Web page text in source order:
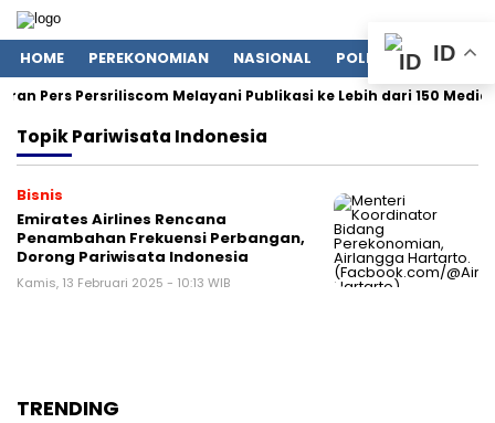
HOME PEREKONOMIAN NASIONAL POLITIK LIFESTYLE
Pers Persriliscom Melayani Publikasi ke Lebih dari 150
TopikPariwisata Indonesia
Bisnis
Emirates Airlines Rencana
Penambahan Frekuensi Perbangan,
Dorong Pariwisata Indonesia
Kamis, 13 Februari 2025 - 10:13 WIB
TRENDING
ID